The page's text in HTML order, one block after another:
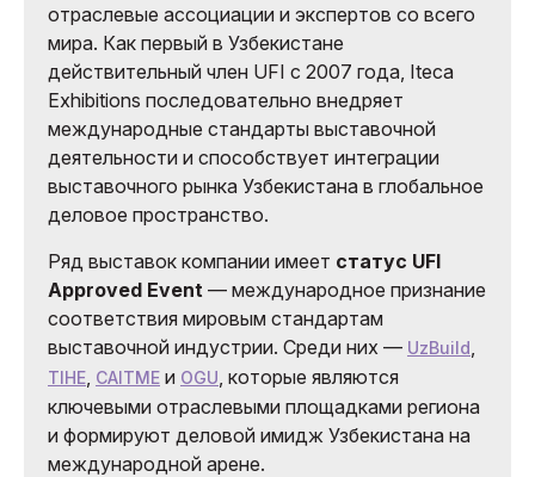
отраслевые ассоциации и экспертов со всего
мира. Как первый в Узбекистане
действительный член UFI с 2007 года, Iteca
Exhibitions последовательно внедряет
международные стандарты выставочной
деятельности и способствует интеграции
выставочного рынка Узбекистана в глобальное
деловое пространство.
Ряд выставок компании имеет статус UFI
Approved Event — международное признание
соответствия мировым стандартам
выставочной индустрии. Среди них — UzBuild
TIHE CAITME и OGU , которые являются
ключевыми отраслевыми площадками региона
и формируют деловой имидж Узбекистана на
международной арене.